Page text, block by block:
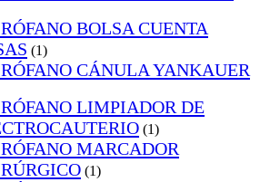
BOLSA CUENTA
(1)
CÁNULA YANKAUER
LIMPIADOR DE
(1)
MARCADOR
(1)